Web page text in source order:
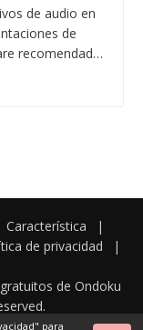
de audio en
de
recomendad…
Característica
|
de privacidad
|
de Ondoku
para